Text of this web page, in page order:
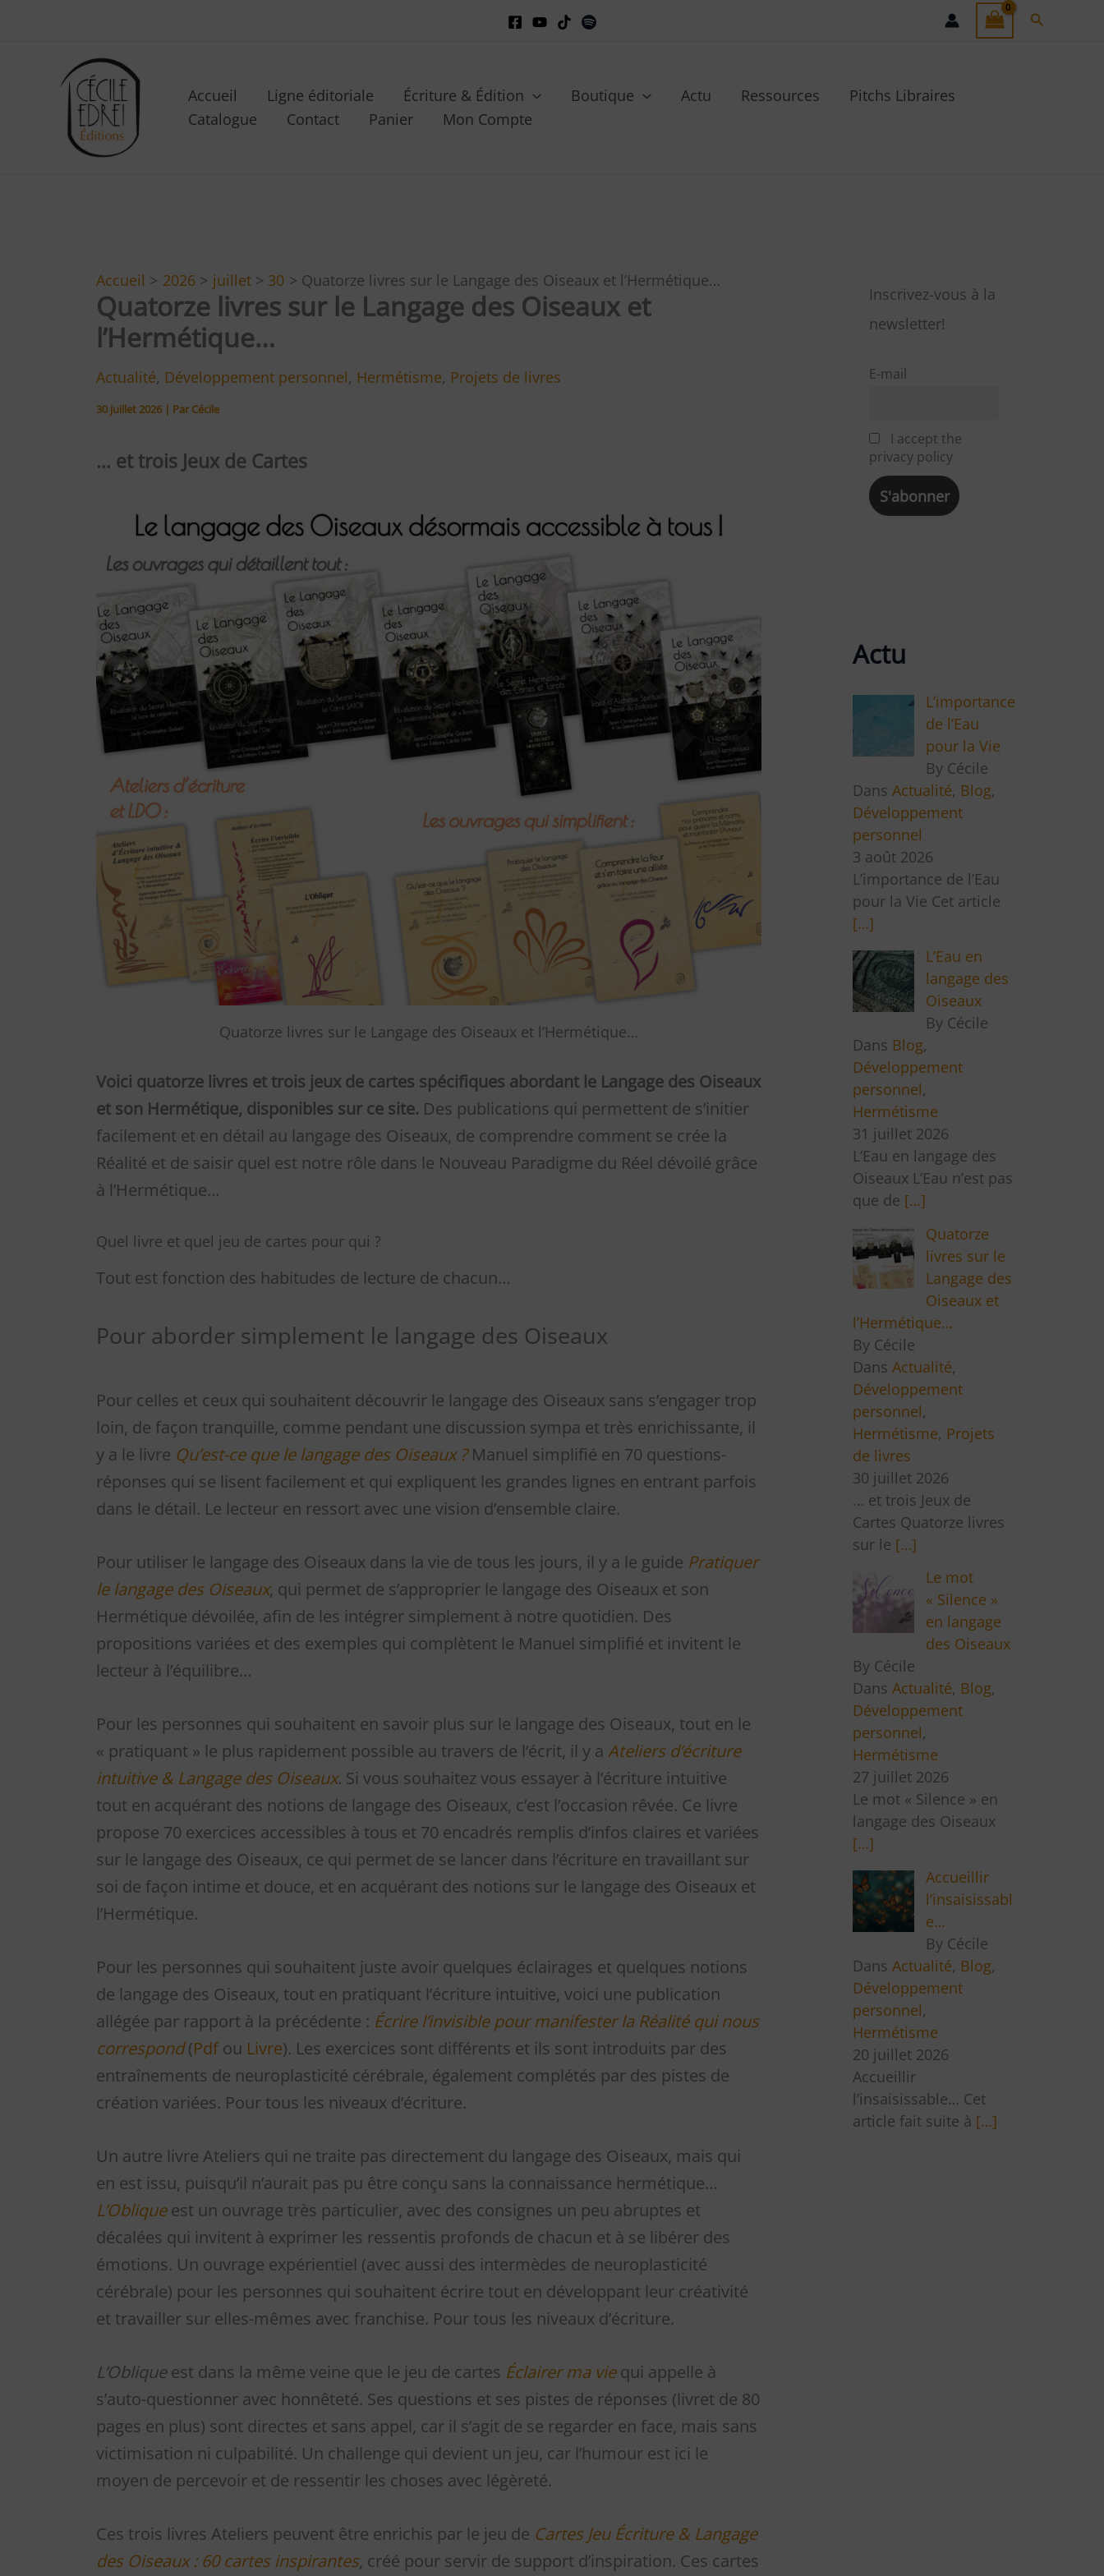
Accueil Ligne éditoriale Écriture & Édition Boutique Actu Ressources
Pitchs Libraires
Catalogue
Contact Panier Mon Compte
Accueil 2026 juillet 30 Quatorze livres sur le Langage des Oiseaux et l’Hermétique…
Quatorze livres sur le Langage des Oiseaux et
l’Hermétique…
Actualité, Développement personnel, Hermétisme, Projets de livres
30 juillet 2026 | ParCécile
… et trois Jeux de Cartes
Quatorze livres sur le Langage des Oiseaux et l’Hermétique…
Voici quatorze livres et trois jeux de cartes spécifiques abordant le Langage des Oiseaux
et son Hermétique, disponibles sur ce site. Des publications qui permettent de s’initier
facilement et en détail au langage des Oiseaux, de comprendre comment se crée la
Réalité et de saisir quel est notre rôle dans le Nouveau Paradigme du Réel dévoilé grâce
à l’Hermétique…
Quel livre et quel jeu de cartes pour qui ?
Tout est fonction des habitudes de lecture de chacun…
Pour aborder simplement le langage des Oiseaux
Pour celles et ceux qui souhaitent découvrir le langage des Oiseaux sans s’engager trop
loin, de façon tranquille, comme pendant une discussion sympa et très enrichissante, il
y a le livre Qu’est-ce que le langage des Oiseaux ?Manuel simplifié en 70 questions-
réponses qui se lisent facilement et qui expliquent les grandes lignes en entrant parfois
dans le détail. Le lecteur en ressort avec une vision d’ensemble claire.
Pour utiliser le langage des Oiseaux dans la vie de tous les jours, il y a le guide Pratiquer
le langage des Oiseaux, qui permet de s’approprier le langage des Oiseaux et son
Hermétique dévoilée, afin de les intégrer simplement à notre quotidien. Des
propositions variées et des exemples qui complètent le Manuel simplifié et invitent le
lecteur à l’équilibre…
Pour les personnes qui souhaitent en savoir plus sur le langage des Oiseaux, tout en le
« pratiquant » le plus rapidement possible au travers de l’écrit, il y a Ateliers d’écriture
intuitive & Langage des Oiseaux. Si vous souhaitez vous essayer à l’écriture intuitive
tout en acquérant des notions de langage des Oiseaux, c’est l’occasion rêvée. Ce livre
propose 70 exercices accessibles à tous et 70 encadrés remplis d’infos claires et variées
sur le langage des Oiseaux, ce qui permet de se lancer dans l’écriture en travaillant sur
soi de façon intime et douce, et en acquérant des notions sur le langage des Oiseaux et
l’Hermétique.
Pour les personnes qui souhaitent juste avoir quelques éclairages et quelques notions
de langage des Oiseaux, tout en pratiquant l’écriture intuitive, voici une publication
allégée par rapport à la précédente : Écrire l’invisible pour manifester la Réalité qui nous
correspond(Pdfou Livre). Les exercices sont différents et ils sont introduits par des
entraînements de neuroplasticité cérébrale, également complétés par des pistes de
création variées. Pour tous les niveaux d’écriture.
Un autre livre Ateliers qui ne traite pas directement du langage des Oiseaux, mais qui
en est issu, puisqu’il n’aurait pas pu être conçu sans la connaissance hermétique…
L’Obliqueest un ouvrage très particulier, avec des consignes un peu abruptes et
décalées qui invitent à exprimer les ressentis profonds de chacun et à se libérer des
émotions. Un ouvrage expérientiel (avec aussi des intermèdes de neuroplasticité
cérébrale) pour les personnes qui souhaitent écrire tout en développant leur créativité
et travailler sur elles-mêmes avec franchise. Pour tous les niveaux d’écriture.
L’Obliqueest dans la même veine que le jeu de cartes Éclairer ma viequi appelle à
s’auto-questionner avec honnêteté. Ses questions et ses pistes de réponses (livret de 80
pages en plus) sont directes et sans appel, car il s’agit de se regarder en face, mais sans
victimisation ni culpabilité. Un challenge qui devient un jeu, car l’humour est ici le
moyen de percevoir et de ressentir les choses avec légèreté.
Ces trois livres Ateliers peuvent être enrichis par le jeu de Cartes Jeu Écriture & Langage
des Oiseaux : 60 cartes inspirantes, créé pour servir de support d’inspiration. Ces cartes
Inscrivez-vous à la
newsletter!
E-mail
I accept the
privacy policy
Actu
L’importance
de l’Eau
pour la Vie
By Cécile
Dans Actualité, Blog,
Développement
personnel
3 août 2026
L’importance de l’Eau
pour la Vie Cet article
[…]
L’Eau en
langage des
Oiseaux
By Cécile
Dans Blog,
Développement
personnel,
Hermétisme
31 juillet 2026
L’Eau en langage des
Oiseaux L’Eau n’est pas
que de […]
Quatorze
livres sur le
Langage des
Oiseaux et
l’Hermétique…
By Cécile
Dans Actualité,
Développement
personnel,
Hermétisme, Projets
de livres
30 juillet 2026
… et trois Jeux de
Cartes Quatorze livres
sur le […]
Le mot
« Silence »
en langage
des Oiseaux
By Cécile
Dans Actualité, Blog,
Développement
personnel,
Hermétisme
27 juillet 2026
Le mot « Silence » en
langage des Oiseaux
[…]
Accueillir
l’insaisissabl
e…
By Cécile
Dans Actualité, Blog,
Développement
personnel,
Hermétisme
20 juillet 2026
Accueillir
l’insaisissable… Cet
article fait suite à […]